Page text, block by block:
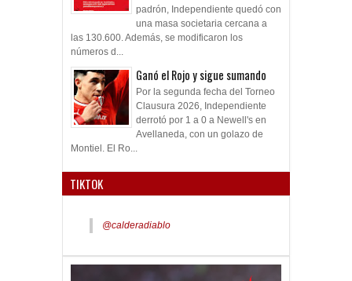
padrón, Independiente quedó con
una masa societaria cercana a
las 130.600. Además, se modificaron los
números d...
Ganó el Rojo y sigue sumando
Por la segunda fecha del Torneo
Clausura 2026, Independiente
derrotó por 1 a 0 a Newell's en
Avellaneda, con un golazo de
Montiel. El Ro...
TIKTOK
@calderadiablo